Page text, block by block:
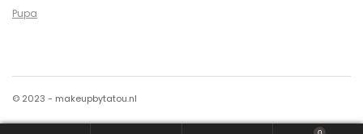
Pupa
© 2023 - makeupbytatou.nl